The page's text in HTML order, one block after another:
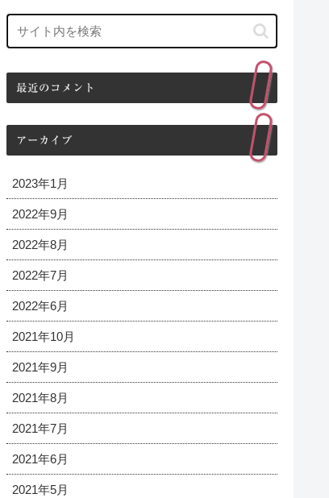
最近のコメント
アーカイブ
2023年1月
2022年9月
2022年8月
2022年7月
2022年6月
2021年10月
2021年9月
2021年8月
2021年7月
2021年6月
2021年5月